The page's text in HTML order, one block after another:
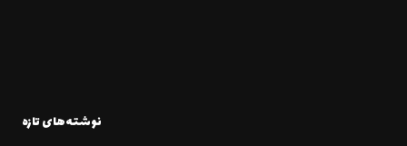
نوشته‌های تازه